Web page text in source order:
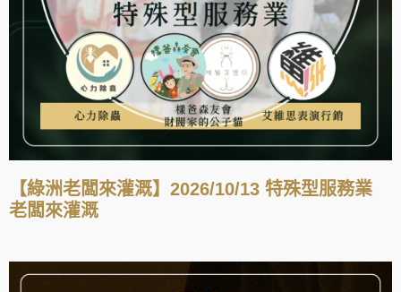
【綠洲老闆來灌溉】2026/10/13 特殊型服務業
老闆來灌溉